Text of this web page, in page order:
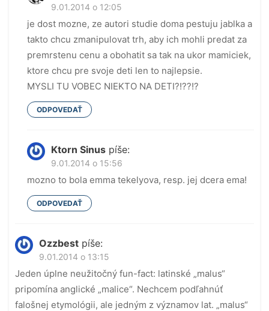
9.01.2014 o 12:05
je dost mozne, ze autori studie doma pestuju jablka a
takto chcu zmanipulovat trh, aby ich mohli predat za
premrstenu cenu a obohatit sa tak na ukor mamiciek,
ktore chcu pre svoje deti len to najlepsie.
MYSLI TU VOBEC NIEKTO NA DETI?!??!?
ODPOVEDAŤ
Ktorn Sinus píše:
9.01.2014 o 15:56
mozno to bola emma tekelyova, resp. jej dcera ema!
ODPOVEDAŤ
Ozzbest píše:
9.01.2014 o 13:15
Jeden úplne neužitočný fun-fact: latinské „malus“
pripomína anglické „malice“. Nechcem podľahnúť
falošnej etymológii, ale jedným z významov lat. „malus“